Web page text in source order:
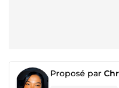
Proposé par